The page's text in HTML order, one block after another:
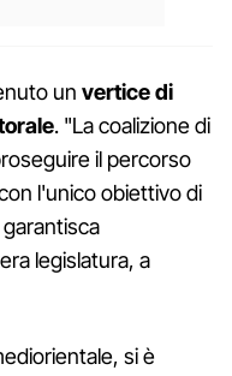
un vertice di
. "La coalizione di
il percorso
l'unico obiettivo di
legislatura, a
si è